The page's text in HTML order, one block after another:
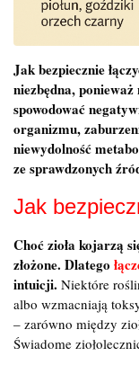
Jak bezpiecznie
niezbędna, ponieważ
spowodować
organizmu,
niewydolność
ze sprawdzonych
Jak
Choć zioła kojarzą
złożone. Dlatego
intuicji. Niektóre
albo wzmacniają
– zarówno między
Świadome